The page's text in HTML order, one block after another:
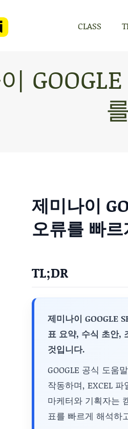
CLASS
제미나이
오류를 빠
TL;DR
제미나이 GOOGLE
표 요약, 수식 초안,
것입니다.
GOOGLE 공식 도움
작동하며, EXCEL
마케터와 기획자는
표를 빠르게 해석하